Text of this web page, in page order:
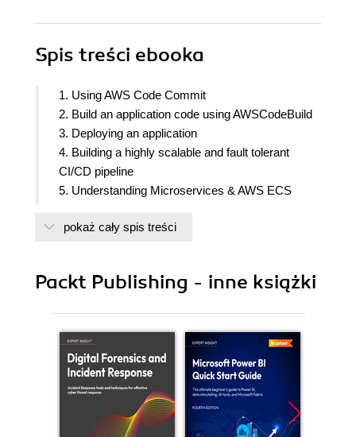
Spis treści ebooka
1. Using AWS Code Commit
2. Build an application code using AWSCodeBuild
3. Deploying an application
4. Building a highly scalable and fault tolerant
CI/CD pipeline
5. Understanding Microservices & AWS ECS
CodeCommit, CodeBuild, CloudFormation &
8. Automating AWS resource Control using AWS
Jenkins Pipeline 2.0
10. Best practices and troubleshooting
pokaż cały spis treści
Packt Publishing - inne książki